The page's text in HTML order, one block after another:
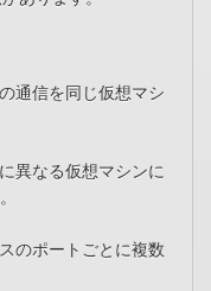
通信を同じ仮想マシ
異なる仮想マシンに
のポートごとに複数